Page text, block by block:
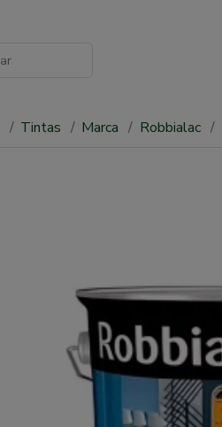
Tintas Marca Robbialac